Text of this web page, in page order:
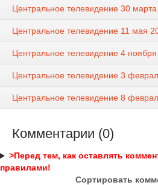
Центральное телевидение 30
Центральное телевидение 11 мая
Центральное телевидение 4
Центральное телевидение 3
Центральное телевидение 8
Комментарии (0)
>Перед тем, как оставлять
правилами!
Сортировать